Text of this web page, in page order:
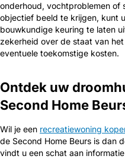
onderhoud, vochtproblemen of
objectief beeld te krijgen, kunt
bouwkundige keuring te laten
zekerheid over de staat van
eventuele toekomstige kosten.
Ontdek uw
Second Home
Wil je een recreatiewoning
de Second Home Beurs is dan
vindt u een schat aan